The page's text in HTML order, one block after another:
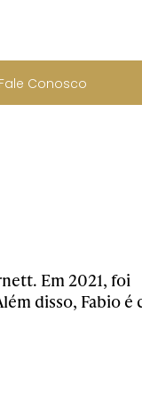
Fale Conosco
Em 2021, foi
disso, Fabio é